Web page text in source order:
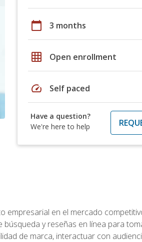
calendar_today 3 months
grid_on Open enrollment
speed Self paced
Have a question?
We're here to help
empresarial en el mercado
y reseñas en línea para
de marca, interactuar con